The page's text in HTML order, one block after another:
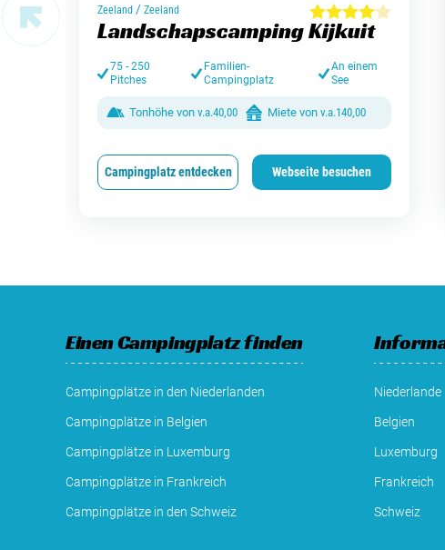
Zeeland / Zeeland
Landschapscamping Kijkuit
75 - 250
Pitches
Familien-
Campingplatz
An einem
See
Tonhöhe von v.a.40,00 Miete von v.a.140,00
Campingplatz entdecken Webseite besuchen
Einen Campingplatz finden
Campingplätze in den Niederlanden
Campingplätze in Belgien
Campingplätze in Luxemburg
Campingplätze in Frankreich
Campingplätze in den Schweiz
Niederlande
Belgien
Luxemburg
Frankreich
Schweiz